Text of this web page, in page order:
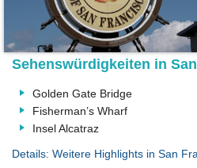
Sehenswürdigkeiten in
Golden Gate Bridge
Fisherman’s Wharf
Insel Alcatraz
Details: Weitere Highlights in San